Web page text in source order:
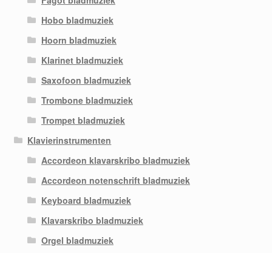
Hobo bladmuziek
Hoorn bladmuziek
Klarinet bladmuziek
Saxofoon bladmuziek
Trombone bladmuziek
Trompet bladmuziek
Klavierinstrumenten
Accordeon klavarskribo bladmuziek
Accordeon notenschrift bladmuziek
Keyboard bladmuziek
Klavarskribo bladmuziek
Orgel bladmuziek